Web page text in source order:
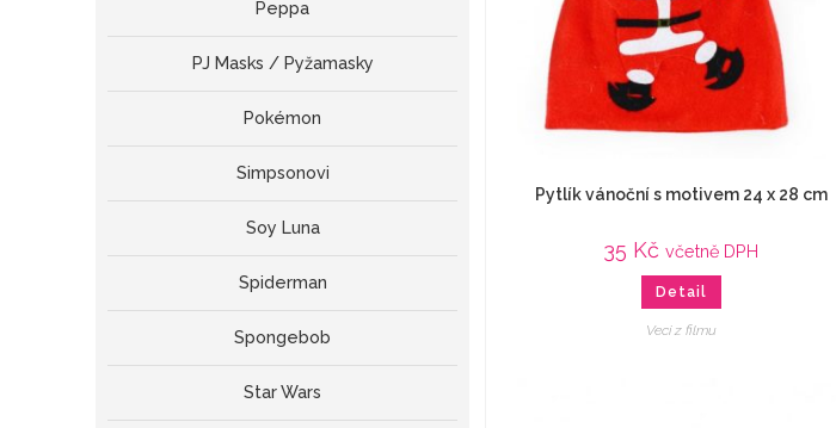
Pytlík vánoční s motivem 24 x 28 cm
35 Kč včetně DPH
Detail
Veci z filmu
Peppa
PJ Masks / Pyžamasky
Pokémon
Simpsonovi
Soy Luna
Spiderman
Spongebob
Star Wars